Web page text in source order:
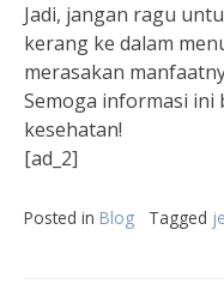
Jadi, jangan ragu
kerang ke dalam
merasakan
Semoga informasi ini
kesehatan!
[ad_2]
Posted in Blog Tagged